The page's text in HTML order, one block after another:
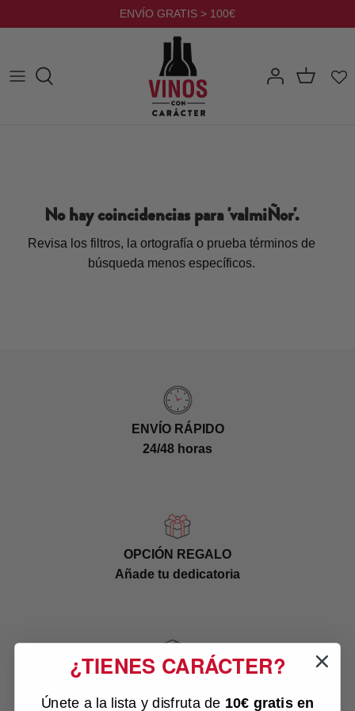
al
ENVÍO GRATIS > 100€
No hay coincidencias para 'valmiÑor'.
Revisa los filtros, la ortografía o prueba términos de
búsqueda menos específicos.
ENVÍO RÁPIDO
24/48 horas
OPCIÓN REGALO
Añade tu dedicatoria
Embalaje adaptado para botellas
¿TIENES CARÁCTER?
Únete a la lista y disfruta de 10€ gratis en